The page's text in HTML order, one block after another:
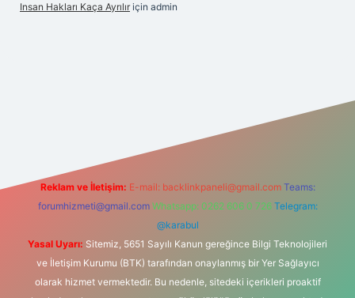
Insan Hakları Kaça Ayrılır için admin
Reklam ve İletişim: E-mail: backlinkpaneli@gmail.com Teams:
forumhizmeti@gmail.com Whatsapp: 0262 606 0 726 Telegram:
@karabul
Yasal Uyarı: Sitemiz, 5651 Sayılı Kanun gereğince Bilgi Teknolojileri
ve İletişim Kurumu (BTK) tarafından onaylanmış bir Yer Sağlayıcı
olarak hizmet vermektedir. Bu nedenle, sitedeki içerikleri proaktif